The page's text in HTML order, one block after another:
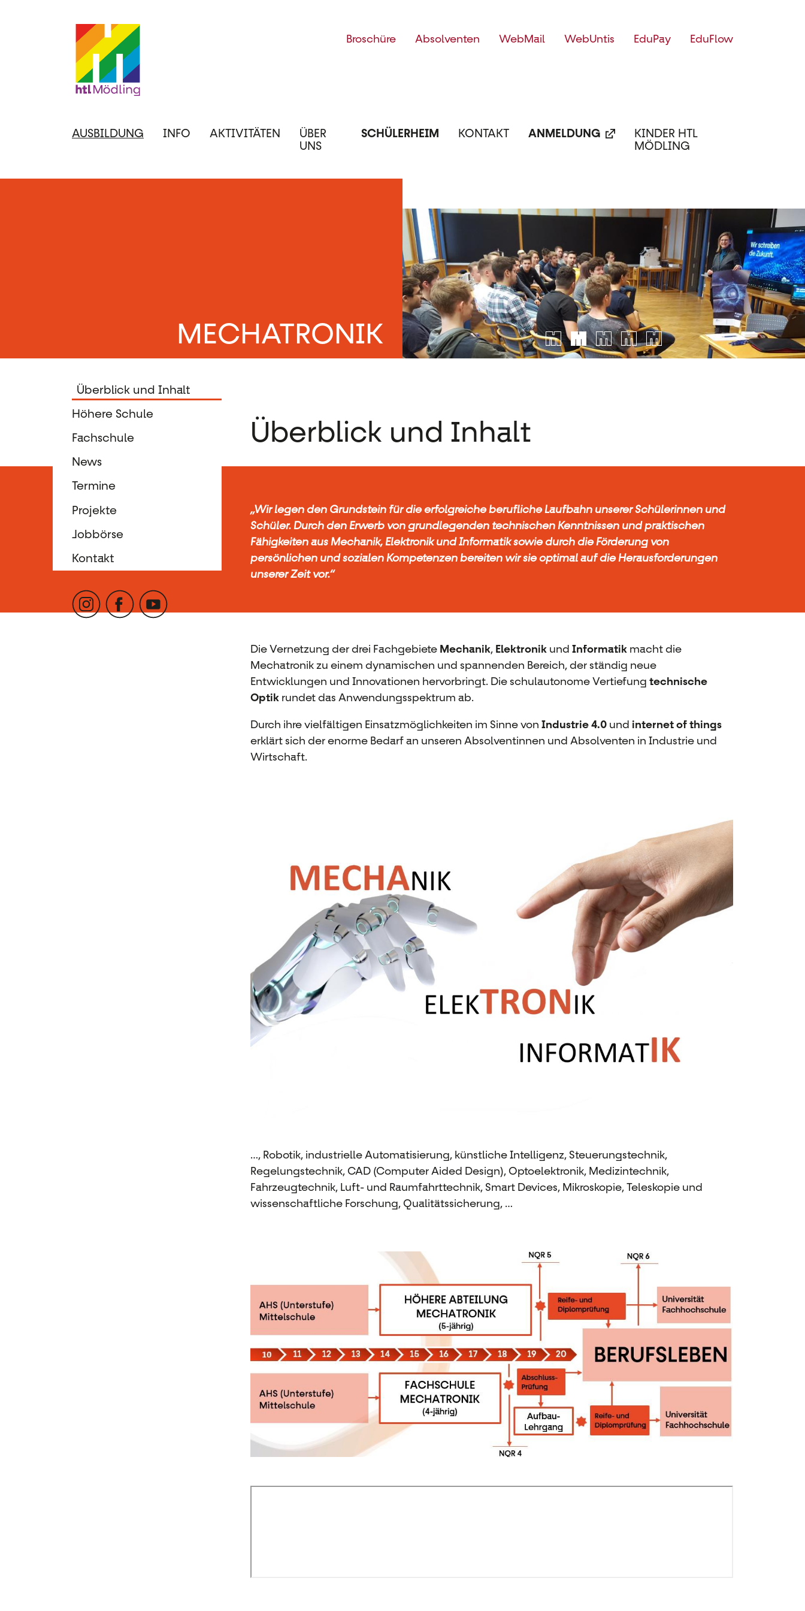
Top
Broschüre Absolventen WebMail WebUntis EduPay EduFlow
Hauptnavigation
AUSBILDUNG INFO AKTIVITÄTEN
ÜBER
UNS
SCHÜLERHEIM KONTAKT ANMELDUNG
KINDER HTL
MÖDLING
MECHATRONIK
Überblick und Inhalt
Höhere Schule
Fachschule
News
Termine
Projekte
Jobbörse
Kontakt
Überblick und Inhalt
„Wir legen den Grundstein für die erfolgreiche berufliche Laufbahn unserer Schülerinnen und
Schüler. Durch den Erwerb von grundlegenden technischen Kenntnissen und praktischen
Fähigkeiten aus Mechanik, Elektronik und Informatik sowie durch die Förderung von
persönlichen und sozialen Kompetenzen bereiten wir sie optimal auf die Herausforderungen
unserer Zeit vor.“
Die Vernetzung der drei Fachgebiete Mechanik, Elektronik und Informatik macht die
Mechatronik zu einem dynamischen und spannenden Bereich, der ständig neue
Entwicklungen und Innovationen hervorbringt. Die schulautonome Vertiefung technische
Optik rundet das Anwendungsspektrum ab.
Durch ihre vielfältigen Einsatzmöglichkeiten im Sinne von Industrie 4.0 und internet of things
erklärt sich der enorme Bedarf an unseren Absolventinnen und Absolventen in Industrie und
Wirtschaft.
…, Robotik, industrielle Automatisierung, künstliche Intelligenz, Steuerungstechnik,
Regelungstechnik, CAD (Computer Aided Design), Optoelektronik, Medizintechnik,
Fahrzeugtechnik, Luft- und Raumfahrttechnik, Smart Devices, Mikroskopie, Teleskopie und
wissenschaftliche Forschung, Qualitätssicherung, …